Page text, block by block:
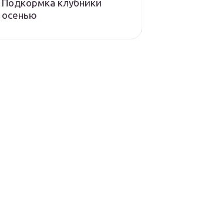
Подкормка клубники
осенью